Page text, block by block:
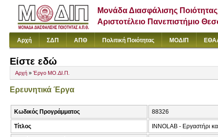
Μονάδα Διασφάλισης Ποιότητας
Αριστοτέλειο Πανεπιστήμιο
Αρχή ΣΔΠ ΑΠΘ Πολιτική Ποιότητας ΜΟΔΙΠ
Είστε εδώ
Αρχή » Έργο ΜΟ.ΔΙ.Π.
Ερευνητικά Έργα
Κωδικός Προγράμματος 88326
Τίτλος INNOLAB - Εργαστήρι